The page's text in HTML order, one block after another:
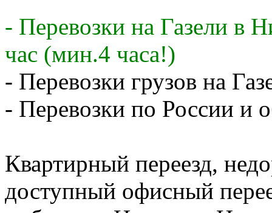
- Перевозки на Газели в
час (мин.4 часа!)
- Перевозки грузов на
- Перевозки по России и
Квартирный переезд,
доступный офисный